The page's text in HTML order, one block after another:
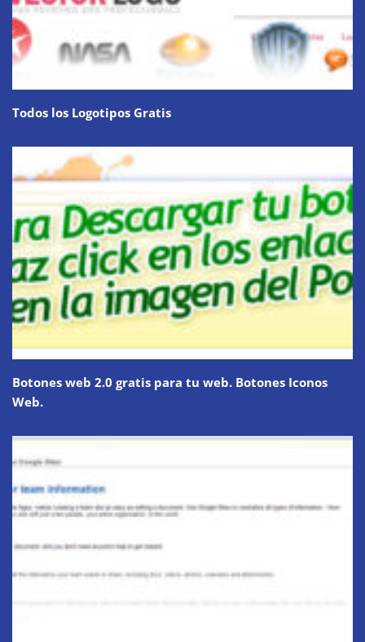
Todos los Logotipos Gratis
Botones web 2.0 gratis para tu web. Botones Iconos
Web.